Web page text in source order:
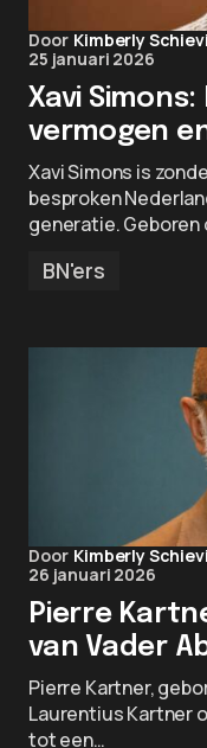
Door Kimberly
25 januari 2026
Xavi
vermogen
Xavi Simons is
besproken
generatie. Geboren
BN'ers
Door Kimberly
26 januari 2026
Pierre
van Vader
Pierre Kartner,
Laurentius Kartner
tot een…